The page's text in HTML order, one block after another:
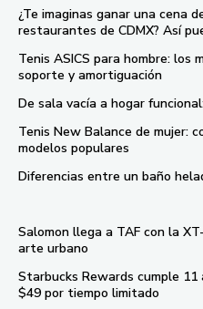
¿Te imaginas ganar una cena
restaurantes de CDMX? Así
Tenis ASICS para hombre: los
soporte y amortiguación
De sala vacía a hogar
Tenis New Balance de mujer:
modelos populares
Diferencias entre un baño
Salomon llega a TAF con la
arte urbano
Starbucks Rewards cumple 11
$49 por tiempo limitado